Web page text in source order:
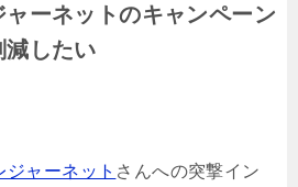
ーネットのキャンペーン
減したい
ャーネット さんへの突撃イン